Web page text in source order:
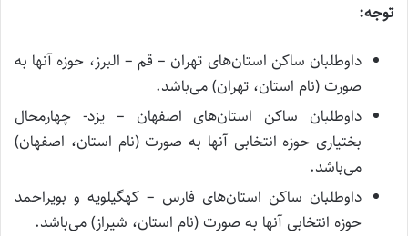
توجه:
داوطلبان ساکن استان‌های تهران – قم – البرز، حوزه آنها به
صورت (نام استان، تهران) می‌باشد.
داوطلبان ساکن استان‌های اصفهان – یزد- چهارمحال
بختیاری حوزه انتخابی آنها به صورت (نام استان، اصفهان)
می‌باشد.
داوطلبان ساکن استان‌های فارس – کهگیلویه و بویراحمد
حوزه انتخابی آنها به صورت (نام استان، شیراز) می‌باشد.